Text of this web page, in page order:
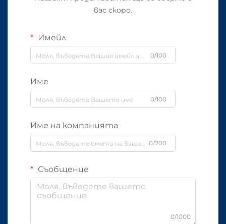
вас скоро.
Имейл
0/100
Име
0/100
Име на компанията
0/200
Съобщение
0/1000